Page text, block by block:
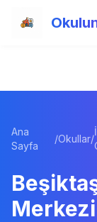
Okullar
Haberler
Blog
Ana
Sayfa
/Okullar/
Merkezi